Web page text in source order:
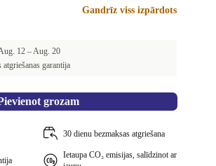
Gandrīz viss izpārdots
12 –Aug. 20
atgriešanas garantija
grozam
30 dienu bezmaksas atgriešana
Ietaupa CO₂ emisijas, salīdzinot ar